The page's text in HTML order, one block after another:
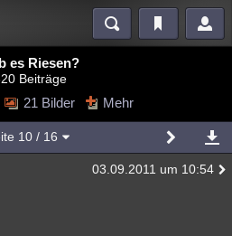
Blogs Videos
Mystery Kriminalfälle
es Riesen?
Beiträge
21 Bilder Mehr
10/ 16
03.09.2011 um 10:54